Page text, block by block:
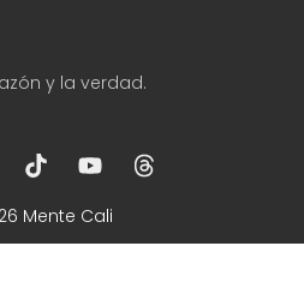
y la verdad.
Mente Cali